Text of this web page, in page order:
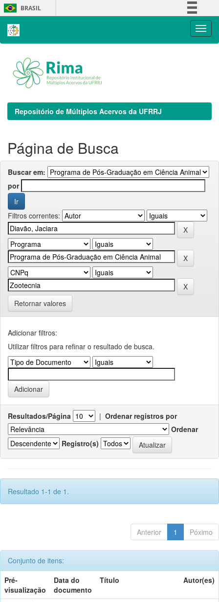
Skip
navigation
BRASIL
Repositório de Múltiplos Acervos da UFRRJ
Página de Busca
Buscar em:
por
Filtros correntes:
Retornar valores
Adicionar filtros:
Utilizar filtros para refinar o resultado de busca.
Resultados/Página | Ordenar registros por
Ordenar
Registro(s)
Resultado 1-1 de 1.
Anterior 1 Póximo
Conjunto de itens:
Pré-
visualização
Data do
documento
Título Autor(es)